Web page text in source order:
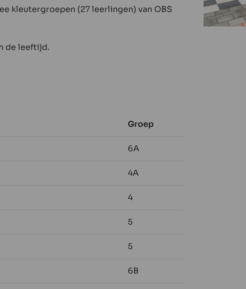
kleutergroepen (27 leerlingen) van OBS
de leeftijd.
Groep
6A
4A
4
5
5
6B